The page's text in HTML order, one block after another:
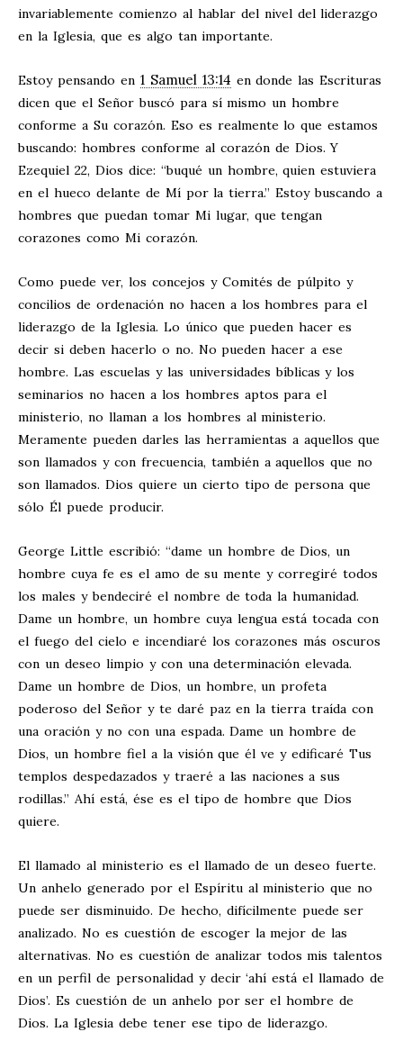
invariablemente comienzo al hablar del nivel del liderazgo
en la Iglesia, que es algo tan importante.
Estoy pensando en 1 Samuel 13:14 en donde las Escrituras
dicen que el Señor buscó para sí mismo un hombre
conforme a Su corazón. Eso es realmente lo que estamos
buscando: hombres conforme al corazón de Dios. Y
Ezequiel 22, Dios dice: “buqué un hombre, quien estuviera
en el hueco delante de Mí por la tierra.” Estoy buscando a
hombres que puedan tomar Mi lugar, que tengan
corazones como Mi corazón.
Como puede ver, los concejos y Comités de púlpito y
concilios de ordenación no hacen a los hombres para el
liderazgo de la Iglesia. Lo único que pueden hacer es
decir si deben hacerlo o no. No pueden hacer a ese
hombre. Las escuelas y las universidades bíblicas y los
seminarios no hacen a los hombres aptos para el
ministerio, no llaman a los hombres al ministerio.
Meramente pueden darles las herramientas a aquellos que
son llamados y con frecuencia, también a aquellos que no
son llamados. Dios quiere un cierto tipo de persona que
sólo Él puede producir.
George Little escribió: “dame un hombre de Dios, un
hombre cuya fe es el amo de su mente y corregiré todos
los males y bendeciré el nombre de toda la humanidad.
Dame un hombre, un hombre cuya lengua está tocada con
el fuego del cielo e incendiaré los corazones más oscuros
con un deseo limpio y con una determinación elevada.
Dame un hombre de Dios, un hombre, un profeta
poderoso del Señor y te daré paz en la tierra traída con
una oración y no con una espada. Dame un hombre de
Dios, un hombre fiel a la visión que él ve y edificaré Tus
templos despedazados y traeré a las naciones a sus
rodillas.” Ahí está, ése es el tipo de hombre que Dios
quiere.
El llamado al ministerio es el llamado de un deseo fuerte.
Un anhelo generado por el Espíritu al ministerio que no
puede ser disminuido. De hecho, difícilmente puede ser
analizado. No es cuestión de escoger la mejor de las
alternativas. No es cuestión de analizar todos mis talentos
en un perfil de personalidad y decir ‘ahí está el llamado de
Dios’. Es cuestión de un anhelo por ser el hombre de
Dios. La Iglesia debe tener ese tipo de liderazgo.